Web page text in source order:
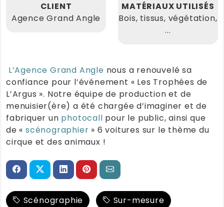
CLIENT
Agence Grand Angle
MATÉRIAUX UTILISÉS
Bois, tissus, végétation,
...
L’Agence Grand Angle nous a renouvelé sa
confiance pour l’événement « Les Trophées de
L’Argus ». Notre équipe de production et de
menuisier(ère) a été chargée d’imaginer et de
fabriquer un photocall pour le public, ainsi que
de « scénographier » 6 voitures sur le thème du
cirque et des animaux !
Scénographie Sur-mesure